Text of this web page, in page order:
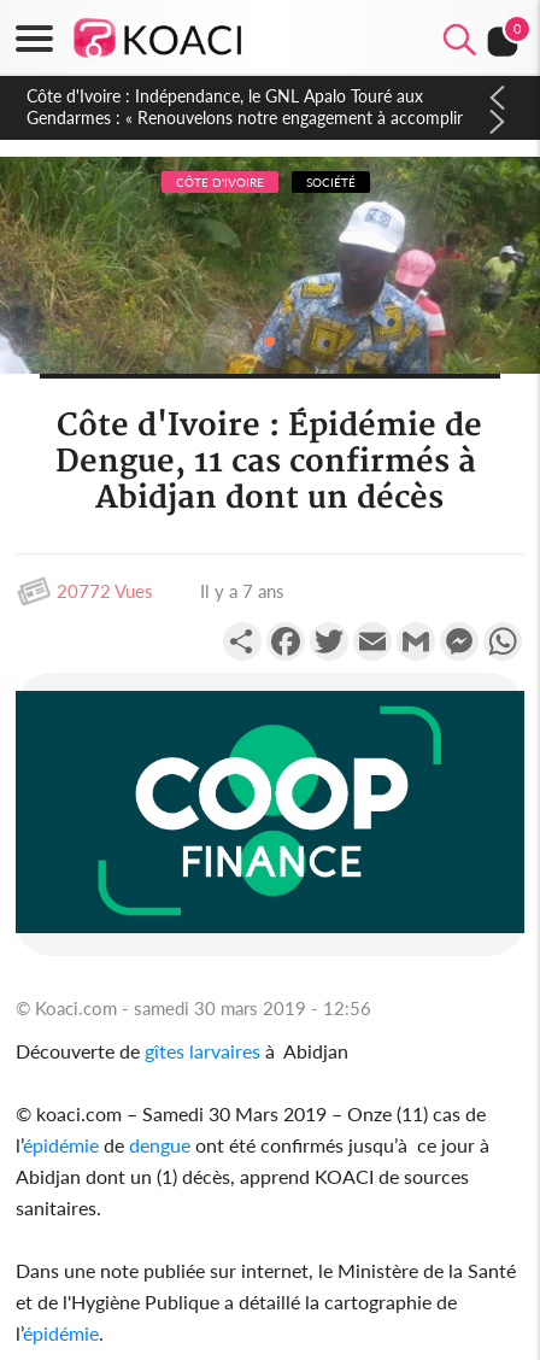
0
Sierra Leone : Un projet de réforme constitutionnelle en
gestation, points clés des amendements, un exclu d'avance
CÔTE D'IVOIRE SOCIÉTÉ
Côte d'Ivoire : Épidémie de
Dengue, 11 cas confirmés à
Abidjan dont un décès
20772 Vues Il y a 7 ans
PartagerFacebookTwitterEmail Gmail
© Koaci.com - samedi 30 mars 2019 - 12:56
Découverte de gîtes larvaires à Abidjan
© koaci.com – Samedi 30 Mars 2019 – Onze (11) cas de
l’épidémie dedengue ont été confirmés jusqu’à ce jour à
Abidjan dont un (1) décès, apprend KOACI de sources
sanitaires.
Dans une note publiée sur internet, le Ministère de la Santé
et de l'Hygiène Publique a détaillé la cartographie de
l’épidémie